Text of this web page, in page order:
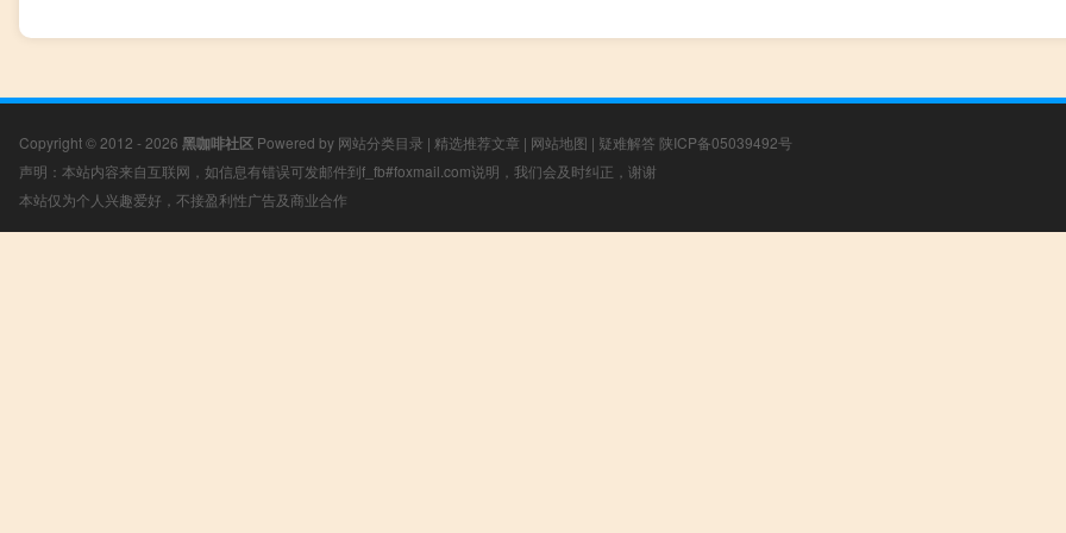
Copyright © 2012 - 2026 黑咖啡社区 Powered by 网站分类目录 | 精选推荐文章 | 网站地图 | 疑难解答 陕ICP备05039492号
声明：本站内容来自互联网，如信息有错误可发邮件到f_fb#foxmail.com说明，我们会及时纠正，谢谢
本站仅为个人兴趣爱好，不接盈利性广告及商业合作